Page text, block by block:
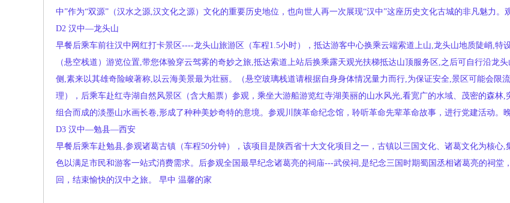
中”作为“双源”（汉水之源,汉文化之源）文化的重要历史地位，也向世人再一次展现“汉中”这座历史文化古城的非凡魅力。
D2 汉中—龙头山
早餐后乘车前往汉中网红打卡景区----龙头山旅游区（车程1.5小时），抵达游客中心换乘云端索道上山,龙头山地质陡峭,
（悬空栈道）游览位置,带您体验穿云驾雾的奇妙之旅,抵达索道上站后换乘露天观光扶梯抵达山顶服务区,之后可自行沿龙
侧,素来以其雄奇险峻著称,以云海美景最为壮丽。（悬空玻璃栈道请根据自身身体情况量力而行,为保证安全,景区可能会限
理），后乘车赴红寺湖自然风景区（含大船票）参观，乘坐大游船游览红寺湖美丽的山水风光,看宽广的水域、茂密的森
组合而成的淡墨山水画长卷,形成了种种美妙奇特的意境。参观川陕革命纪念馆，聆听革命先辈革命故事，进行党建活动。
D3 汉中—勉县—西安
早餐后乘车赴勉县,参观诸葛古镇（车程50分钟），该项目是陕西省十大文化项目之一，古镇以三国文化、诸葛文化为核
色以满足市民和游客一站式消费需求。后参观全国最早纪念诸葛亮的祠庙---武侯祠,是纪念三国时期蜀国丞相诸葛亮的祠
回，结束愉快的汉中之旅。
早中 温馨的家